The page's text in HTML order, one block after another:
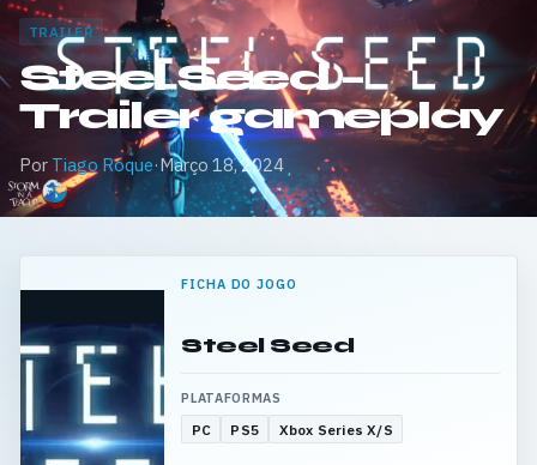
TRAILER
Steel Seed –
Trailer gameplay
Por Tiago Roque·Março 18, 2024
FICHA DO JOGO
Steel Seed
PLATAFORMAS
PC PS5 Xbox Series X/S